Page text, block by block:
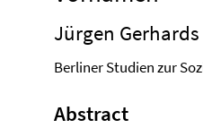
Jürgen
Berliner Studien zur
Abstract